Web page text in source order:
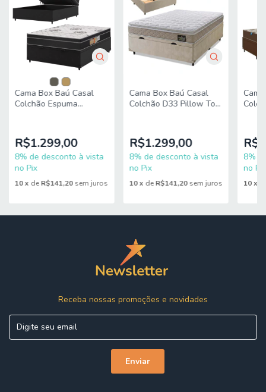
elevadores e corredores. Evite imprevistos: confira todos
os detalhes antes de concluir sua compra.
Cama Box Baú Casal
Colchão Espuma
R$1.299,00
8% de desconto à vista
no Pix
10x deR$141,20sem juros
Cama Box Baú Casal
Colchão D33 Pillow Top
Suporta até 120kg por
Pessoa
R$1.299,00
8% de desconto à vista
no Pix
10 x deR$141,20 sem juros
Pes
8%
no Pix
10x
Receba nossas promoções e novidades